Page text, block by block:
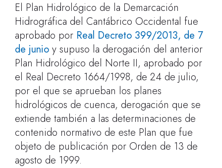
El Plan Hidrológico de la Demarcación
Hidrográfica del Cantábrico Occidental fue
aprobado por Real Decreto 399/2013, de 7
de junio y supuso la derogación del anterior
Plan Hidrológico del Norte II, aprobado por
el Real Decreto 1664/1998, de 24 de julio,
por el que se aprueban los planes
hidrológicos de cuenca, derogación que se
extiende también a las determinaciones de
contenido normativo de este Plan que fue
objeto de publicación por Orden de 13 de
agosto de 1999.